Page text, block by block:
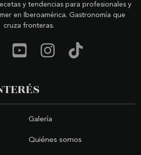
y tendencias para profesionales y
en Iberoamérica. Gastronomía que
cruza fronteras.
Galería
Quiénes somos